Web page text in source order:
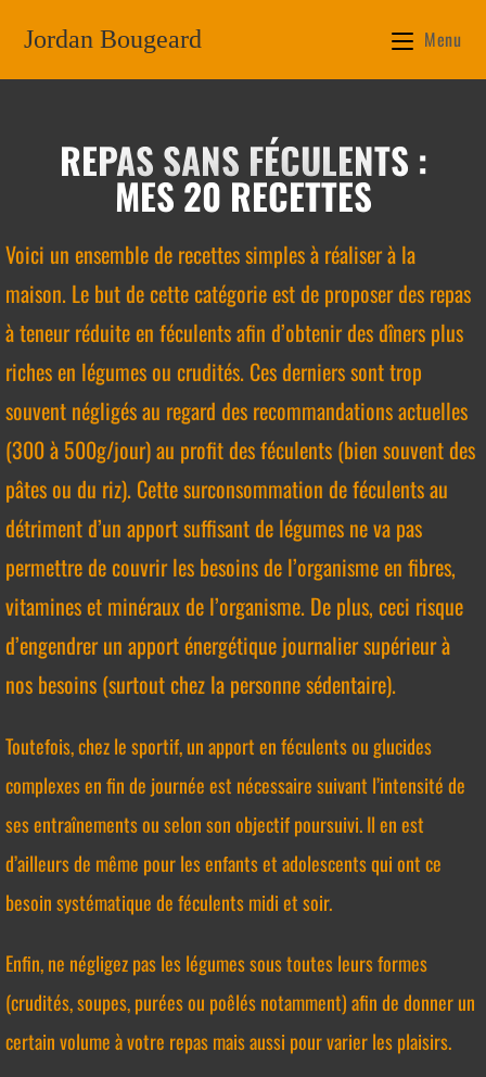
Jordan Bougeard Menu
REPAS SANS FÉCULENTS :
MES 20 RECETTES
Voici un ensemble de recettes simples à réaliser à la
maison. Le but de cette catégorie est de proposer des repas
à teneur réduite en féculents afin d’obtenir des dîners plus
riches en légumes ou crudités. Ces derniers sont trop
souvent négligés au regard des recommandations actuelles
(300 à 500g/jour) au profit des féculents (bien souvent des
pâtes ou du riz). Cette surconsommation de féculents au
détriment d’un apport suffisant de légumes ne va pas
permettre de couvrir les besoins de l’organisme en fibres,
vitamines et minéraux de l’organisme. De plus, ceci risque
d’engendrer un apport énergétique journalier supérieur à
nos besoins (surtout chez la personne sédentaire).
Toutefois, chez le sportif, un apport en féculents ou glucides
complexes en fin de journée est nécessaire suivant l’intensité de
ses entraînements ou selon son objectif poursuivi. Il en est
d’ailleurs de même pour les enfants et adolescents qui ont ce
besoin systématique de féculents midi et soir.
Enfin, ne négligez pas les légumes sous toutes leurs formes
(crudités, soupes, purées ou poêlés notamment) afin de donner un
certain volume à votre repas mais aussi pour varier les plaisirs.